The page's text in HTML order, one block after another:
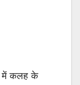
में कलह के